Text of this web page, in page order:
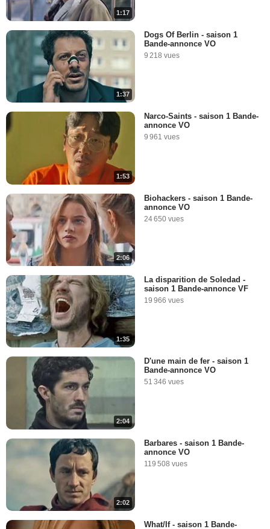
1:17
1:37
Dogs Of Berlin - saison 1
Bande-annonce VO
9 218 vues
1:53
Narco-Saints - saison 1 Bande-
annonce VO
9 961 vues
2:06
Biohackers - saison 1 Bande-
annonce VO
24 650 vues
1:35
La disparition de Soledad -
saison 1 Bande-annonce VF
19 966 vues
2:04
D'une main de fer - saison 1
Bande-annonce VO
51 346 vues
2:02
Barbares - saison 1 Bande-
annonce VO
119 508 vues
What/If - saison 1 Bande-